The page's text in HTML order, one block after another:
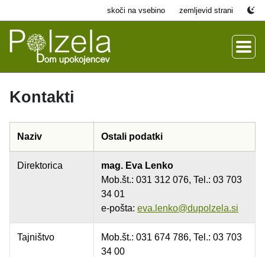
skoči na vsebino zemljevid strani
Kontakti
Naziv Ostali podatki
Direktorica
mag. Eva Lenko
Mob.št.: 031 312 076, Tel.: 03 703
34 01
e-pošta: eva.lenko@dupolzela.si
Tajništvo
Mob.št.: 031 674 786, Tel.: 03 703
34 00